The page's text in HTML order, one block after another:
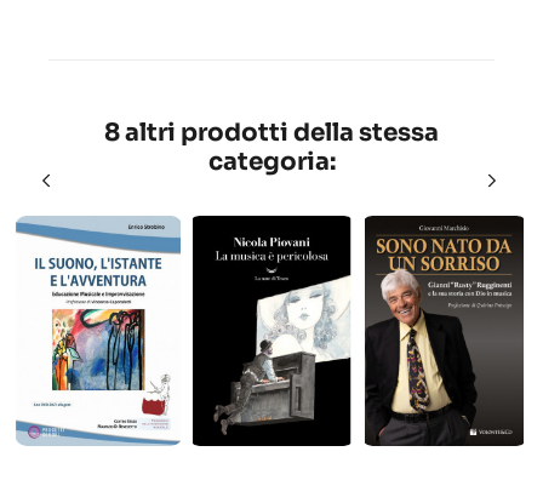
8 altri prodotti della stessa
categoria: